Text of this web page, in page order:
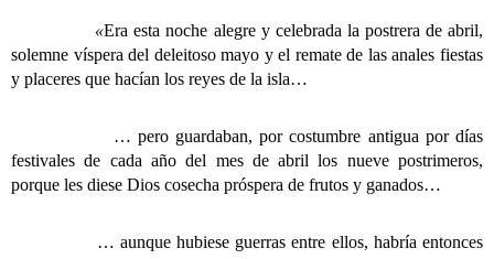
«Era esta noche alegre y celebrada la postrera de abril,
solemne víspera del deleitoso mayo y el remate de las anales fiestas
y placeres que hacían los reyes de la isla…
… pero guardaban, por costumbre antigua por días
festivales de cada año del mes de abril los nueve postrimeros,
porque les diese Dios cosecha próspera de frutos y ganados…
… aunque hubiese guerras entre ellos, habría entonces